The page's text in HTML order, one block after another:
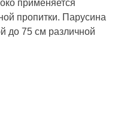
применяется
пропитки. Парусина
до 75 см различной